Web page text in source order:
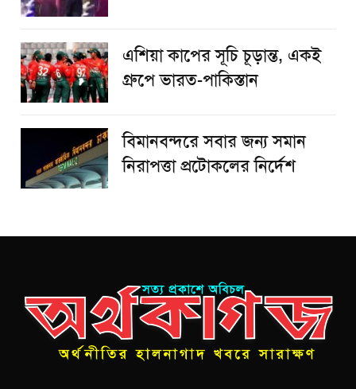
এশিয়া কাপের সূচি চূড়ান্ত, একই
গ্রুপে ভারত-পাকিস্তান
বিমানবন্দরে সবার জন্য সমান
নিরাপত্তা প্রটোকলের নির্দেশ